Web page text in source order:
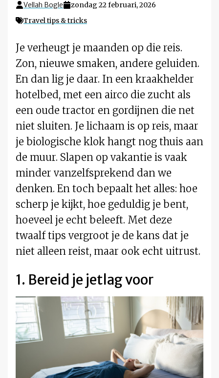
Vellah Bogle
zondag 22 februari, 2026
Travel tips & tricks
Je verheugt je maanden op die reis.
Zon, nieuwe smaken, andere geluiden.
En dan lig je daar. In een kraakhelder
hotelbed, met een airco die zucht als
een oude tractor en gordijnen die net
niet sluiten. Je lichaam is op reis, maar
je biologische klok hangt nog thuis aan
de muur. Slapen op vakantie is vaak
minder vanzelfsprekend dan we
denken. En toch bepaalt het alles: hoe
scherp je kijkt, hoe geduldig je bent,
hoeveel je echt beleeft. Met deze
twaalf tips vergroot je de kans dat je
niet alleen reist, maar ook echt uitrust.
1. Bereid je jetlag voor